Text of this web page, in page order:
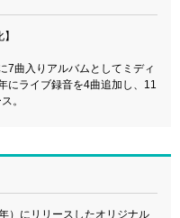
7曲入りアルバムとしてミディ
にライブ録音を4曲追加し、11
。
）にリリースしたオリジナル